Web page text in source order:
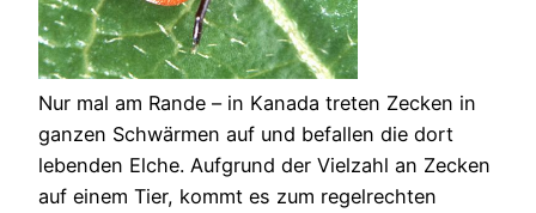
Nur mal am Rande – in Kanada treten Zecken in
ganzen Schwärmen auf und befallen die dort
lebenden Elche. Aufgrund der Vielzahl an Zecken
auf einem Tier, kommt es zum regelrechten